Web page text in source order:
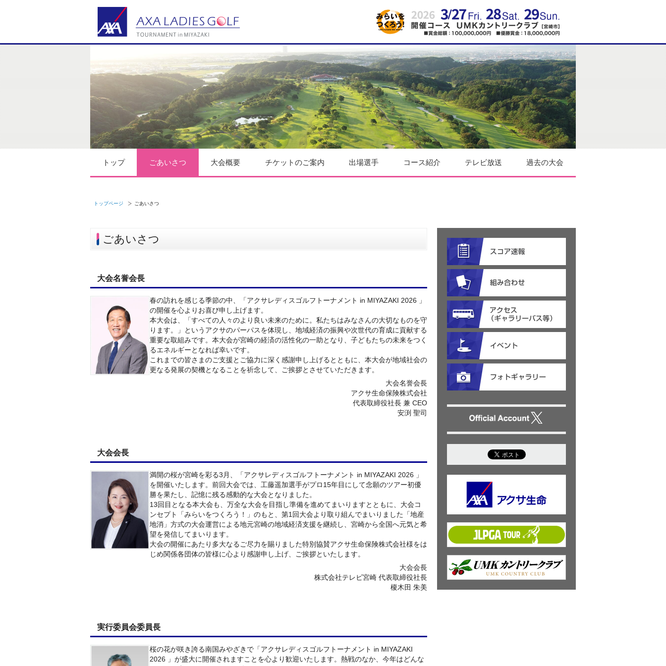
トップ ごあいさつ 大会概要 チケットのご案内 出場選手 コース紹介 テレビ放送 過去の大会
トップページ ごあいさつ
ごあいさつ
大会名誉会長
春の訪れを感じる季節の中、「アクサレディスゴルフトーナメント in MIYAZAKI 2026 」
の開催を心よりお喜び申し上げます。
本大会は、「すべての人々のより良い未来のために。私たちはみなさんの大切なものを守
ります。」というアクサのパーパスを体現し、地域経済の振興や次世代の育成に貢献する
重要な取組みです。本大会が宮崎の経済の活性化の一助となり、子どもたちの未来をつく
るエネルギーとなれば幸いです。
これまでの皆さまのご支援とご協力に深く感謝申し上げるとともに、本大会が地域社会の
更なる発展の契機となることを祈念して、ご挨拶とさせていただきます。
大会名誉会長
アクサ生命保険株式会社
代表取締役社長 兼 CEO
安渕 聖司
大会会長
満開の桜が宮崎を彩る3月、「アクサレディスゴルフトーナメント in MIYAZAKI 2026 」
を開催いたします。前回大会では、工藤遥加選手がプロ15年目にして念願のツアー初優
勝を果たし、記憶に残る感動的な大会となりました。
13回目となる本大会も、万全な大会を目指し準備を進めてまいりますとともに、大会コ
ンセプト「みらいをつくろう！」のもと、第1回大会より取り組んでまいりました「地産
地消」方式の大会運営による地元宮崎の地域経済支援を継続し、宮崎から全国へ元気と希
望を発信してまいります。
大会の開催にあたり多大なるご尽力を賜りました特別協賛アクサ生命保険株式会社様をは
じめ関係各団体の皆様に心より感謝申し上げ、ご挨拶といたします。
大会会長
株式会社テレビ宮崎 代表取締役社長
榎木田 朱美
実行委員会委員長
桜の花が咲き誇る南国みやざきで「アクサレディスゴルフトーナメント in MIYAZAKI
2026 」が盛大に開催されますことを心より歓迎いたします。熱戦のなか、今年はどんな